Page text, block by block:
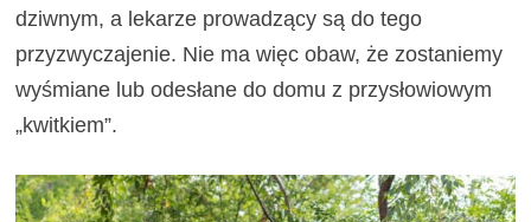
dziwnym, a lekarze prowadzący są do tego
przyzwyczajenie. Nie ma więc obaw, że zostaniemy
wyśmiane lub odesłane do domu z przysłowiowym
„kwitkiem”.